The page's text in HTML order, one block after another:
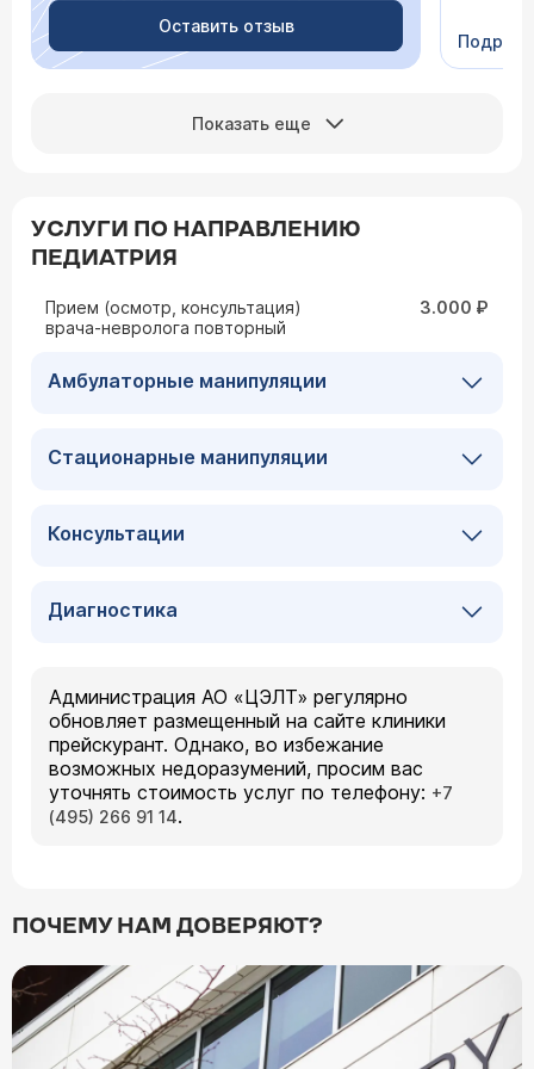
Оставить отзыв
Сейчас
Показать еще
УСЛУГИ ПО НАПРАВЛЕНИЮ
ПЕДИАТРИЯ
Прием (осмотр, консультация)
врача-невролога повторный
3.000 ₽
Амбулаторные манипуляции
Стационарные манипуляции
Консультации
Диагностика
Администрация АО «ЦЭЛТ» регулярно
обновляет размещенный на сайте клиники
прейскурант. Однако, во избежание
возможных недоразумений, просим вас
уточнять стоимость услуг по телефону: +7
(495) 266 91 14.
ПОЧЕМУ НАМ ДОВЕРЯЮТ?